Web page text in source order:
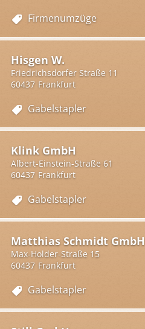
Firmenumzüge
Hisgen W.
Friedrichsdorfer Straße 11
60437 Frankfurt
Gabelstapler
Klink GmbH
Albert-Einstein-Straße 61
60437 Frankfurt
Gabelstapler
Matthias Schmidt GmbH
Max-Holder-Straße 15
60437 Frankfurt
Gabelstapler